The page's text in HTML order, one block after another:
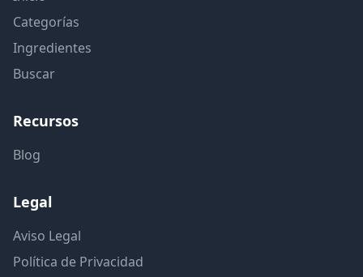
Categorías
Ingredientes
Buscar
Recursos
Blog
Legal
Aviso Legal
Política de Privacidad